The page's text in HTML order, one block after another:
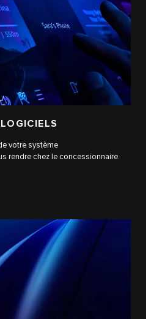
votre système
rendre chez le concessionnaire.